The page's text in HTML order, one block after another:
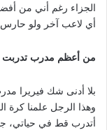
الجزاء رغم أني من
أي لاعب آخر ولو حارس
من أعظم مدرب تدربت
بلا أدنى شك فيريرا
وهذا الرجل علمنا كرة
أتدرب قط في حياتي،